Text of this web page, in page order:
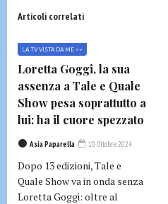
Articoli correlati
LA TV VISTA DA ME >>
Loretta Goggi, la sua
assenza a Tale e Quale
Show pesa soprattutto a
lui: ha il cuore spezzato
Asia Paparella 10 Ottobre 2024
Dopo 13 edizioni, Tale e
Quale Show va in onda senza
Loretta Goggi: oltre al